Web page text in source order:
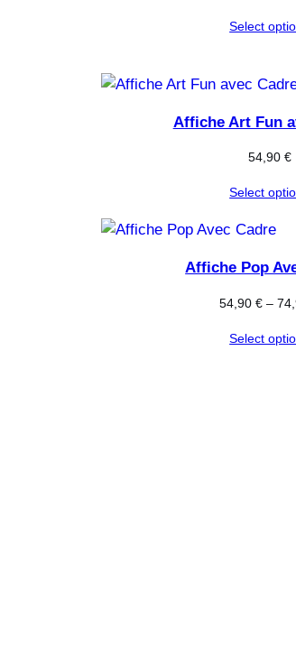
Select
Affiche Art Fun
54,90 €
Select
Affiche Pop
54,90 €–
Select